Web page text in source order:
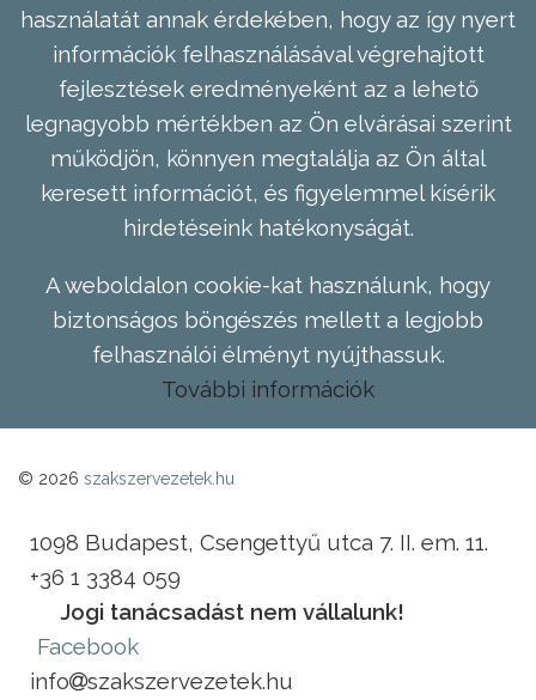
használatát annak érdekében, hogy az így nyert
információk felhasználásával végrehajtott
fejlesztések eredményeként az a lehető
legnagyobb mértékben az Ön elvárásai szerint
működjön, könnyen megtalálja az Ön által
keresett információt, és figyelemmel kísérik
hirdetéseink hatékonyságát.
A weboldalon cookie-kat használunk, hogy
biztonságos böngészés mellett a legjobb
felhasználói élményt nyújthassuk.
További információk
© 2026 szakszervezetek.hu
1098 Budapest, Csengettyű utca 7. II. em. 11.
+36 1 3384 059
Jogi tanácsadást nem vállalunk!
Facebook
info
szakszervezetek.hu